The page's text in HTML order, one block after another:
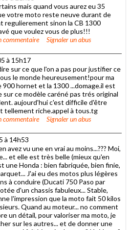
mais quand vous aurez eu 35
votre moto reste neuve durant de
regulierement sinon la CB 1300
que voulez vous de plus!!!
commentaire Signaler un abus
à 15h17
sur ce que l'on a pas pour justifier ce
le monde heureusement!pour ma
hornet et la 1300 ...domage.il est
ce modèle caréné pas trés original
aujourd'hui c'est difficile d'être
tellement riche.appel à tous.tg
commentaire Signaler un abus
à 14h53
avez vu une en vrai au moins...??? Moi,
et elle est très belle (mieux qu'en
une Honda : bien fabriquée, bien finie,
J'ai eu des motos plus légères
à conduire (Ducati 750 Paso par
d'un chassis fabuleux... Stable,
l'impression que la moto fait 50 kilos
Quand au moteur... no comment
un détail, pour valoriser ma moto, je
sur les autres... et de donner une